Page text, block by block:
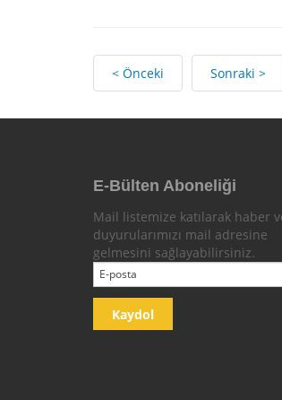
< Önceki Sonraki >
E-Bülten Aboneliği
Mail listemize katılarak haber
duyurularımızı mail adresine
gelmesini sağlayabilirsiniz.